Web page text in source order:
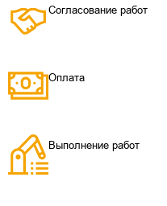
Согласование работ
Оплата
Выполнение работ